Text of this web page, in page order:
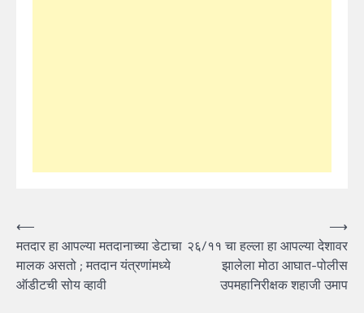
Post
navigation
⟵
मतदार हा आपल्या मतदानाच्या डेटाचा
मालक असतो ; मतदान यंत्रणांमध्ये
ऑडीटची सोय व्हावी
२६/११ चा हल्ला हा आपल्या देशावर
झालेला मोठा आघात-पोलीस
उपमहानिरीक्षक शहाजी उमाप
⟶